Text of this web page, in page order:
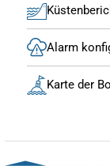
Alarm
Karte der